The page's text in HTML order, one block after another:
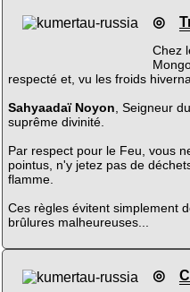
◎
Chez
respecté et, vu les froids
Sahyaadaï Noyon , Seigneur
suprême divinité.
Par respect pour le Feu, vous
pointus, n'y jetez pas de
flamme.
Ces règles évitent simplement
brûlures malheureuses...
◎